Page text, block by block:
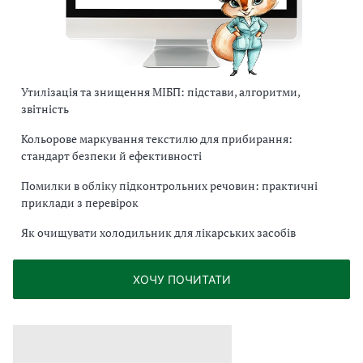
Утилізація та знищення МІБП: підстави, алгоритми,
звітність
Кольорове маркування текстилю для прибирання:
стандарт безпеки й ефективності
Помилки в обліку підконтрольних речовин: практичні
приклади з перевірок
Як очищувати холодильник для лікарських засобів
ХОЧУ ПОЧИТАТИ